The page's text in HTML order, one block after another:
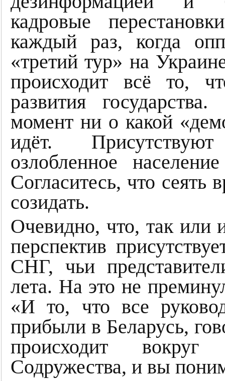
кадровые
каждый раз, когда
«третий тур» на
происходит всё то,
развития
момент ни о какой
идёт.
озлобленное
Согласитесь, что сеять
созидать.
Очевидно, что, так или
перспектив
СНГ, чьи
лета. На это не
«И то, что все
прибыли в Беларусь,
происходит
Содружества, и вы